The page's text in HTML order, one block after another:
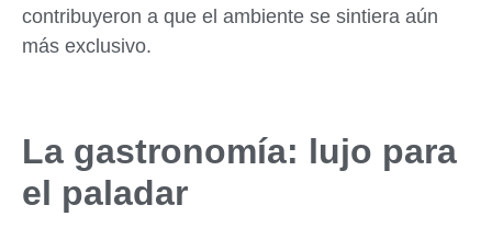
contribuyeron a que el ambiente se sintiera aún
más exclusivo.
La gastronomía: lujo para
el paladar